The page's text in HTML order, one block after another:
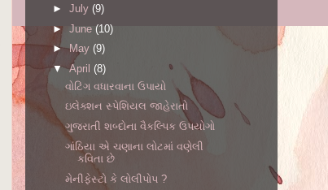
► July (9)
► June (10)
►May (9)
▼April (8)
વોટિંગ વધારવાના ઉપાયો
ઇલેક્શન સ્પેશિયલ જાહેરાતો
ગુજરાતી શબ્દોના વૈકલ્પિક ઉપયોગો
ગાંઠિયા એ ચણાના લોટમાં વણેલી
કવિતા છે
મેનીફેસ્ટો કે લોલીપોપ ?